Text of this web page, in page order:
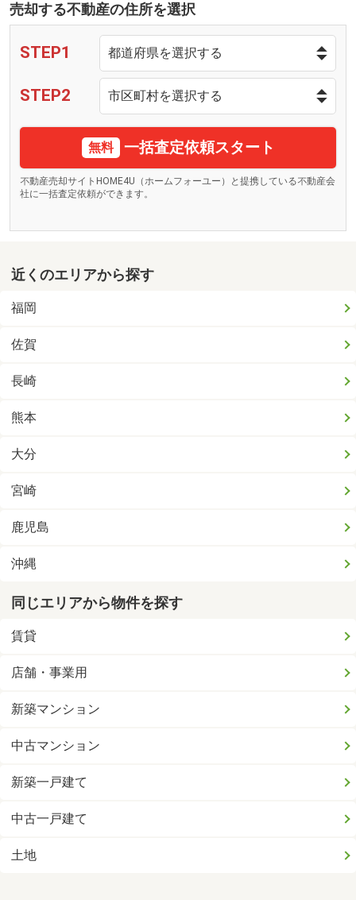
売却する不動産の住所を選択
STEP1
STEP2
無料 一括査定依頼スタート
不動産売却サイトHOME4U（ホームフォーユー）と提携している不動産会
社に一括査定依頼ができます。
近くのエリアから探す
福岡
佐賀
長崎
熊本
大分
宮崎
鹿児島
沖縄
同じエリアから物件を探す
賃貸
店舗・事業用
新築マンション
中古マンション
新築一戸建て
中古一戸建て
土地